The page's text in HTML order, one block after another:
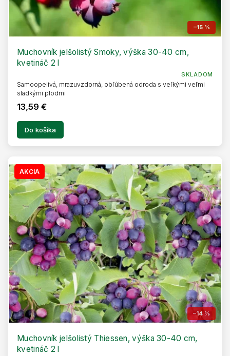
–15 %
Muchovník jelšolistý Smoky, výška 30-40 cm,
kvetináč 2 l
SKLADOM
13,59 €
Do košíka
Samoopelivá, mrazuvzdorná, obľúbená odroda s veľkými veľmi
sladkými plodmi
AKCIA
–14 %
Muchovník jelšolistý Thiessen, výška 30-40 cm,
kvetináč 2 l